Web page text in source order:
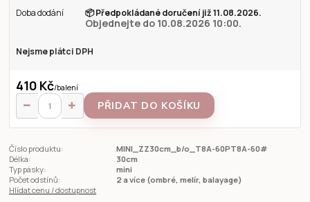
Doba dodání
📦Předpokládané doručení již 11.08.2026.
Objednejte do 10.08.2026 10:00.
Nejsme plátci DPH
410 Kč/balení
PŘIDAT DO KOŠÍKU
Číslo produktu:
MINI_ZZ30cm_b/o_T8A-60PT8A-60#
Délka:
30cm
Typ pásky:
mini
Počet odstínů:
2 a více (ombré, melír, balayage)
Hlídat cenu / dostupnost